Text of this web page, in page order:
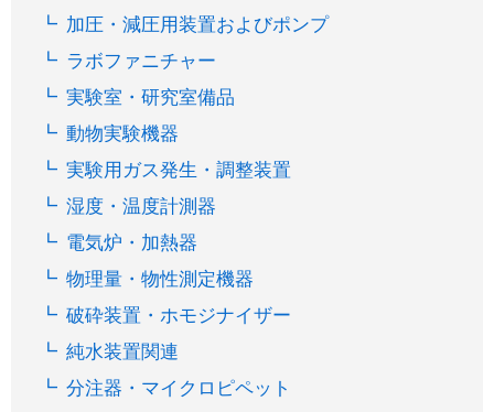
加圧・減圧用装置およびポンプ
ラボファニチャー
実験室・研究室備品
動物実験機器
実験用ガス発生・調整装置
湿度・温度計測器
電気炉・加熱器
物理量・物性測定機器
破砕装置・ホモジナイザー
純水装置関連
分注器・マイクロピペット